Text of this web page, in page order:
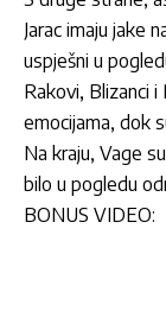
Jarac imaju jake
uspješni u
Rakovi, Blizanci i
emocijama, dok
Na kraju, Vage
bilo u pogledu
BONUS VIDEO: